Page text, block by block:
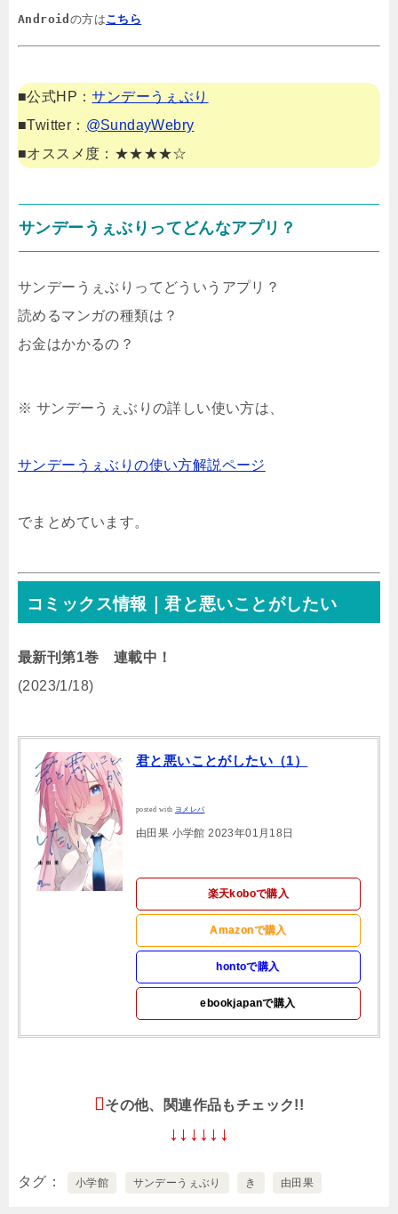
Android の方はこちら
■公式HP：サンデーうぇぶり
■Twitter： @SundayWebry
■オススメ度：★★★★☆
サンデーうぇぶりってどんなアプリ？
サンデーうぇぶりってどういうアプリ？
読めるマンガの種類は？
お金はかかるの？
※ サンデーうぇぶりの詳しい使い方は、
サンデーうぇぶりの使い方解説ページ
でまとめています。
コミックス情報｜君と悪いことがしたい
最新刊第1巻 連載中！
(2023/1/18)
君と悪いことがしたい（1）
posted with ヨメレバ
由田果 小学館 2023年01月18日
楽天koboで購入
Amazonで購入
hontoで購入
ebookjapanで購入
その他、関連作品もチェック!!
↓↓↓↓↓↓
タグ 小学館 サンデーうぇぶり き 由田果